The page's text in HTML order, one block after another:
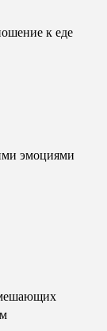
к еде
эмоциями
мешающих